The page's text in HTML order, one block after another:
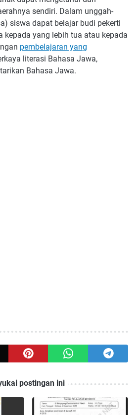
sendiri. Dalam unggah-
siswa dapat belajar budi pekerti
kepada yang lebih tua atau kepada
pembelajaran yang
literasi Bahasa Jawa,
Bahasa Jawa.
postingan ini